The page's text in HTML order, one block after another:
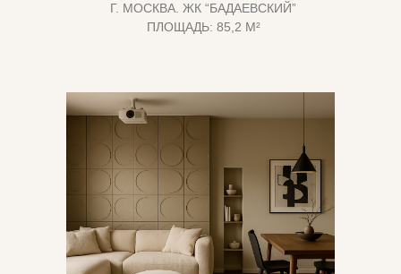
Г. МОСКВА. ЖК “БАДАЕВСКИЙ”
ПЛОЩАДЬ: 85,2 М²